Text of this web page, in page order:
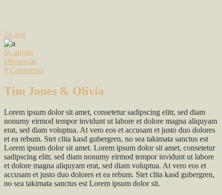
24 aug
by admin
Olivenolie
0 Comments
Tim Jones & Olivia
Lorem ipsum dolor sit amet, consetetur sadipscing elitr, sed diam
nonumy eirmod tempor invidunt ut labore et dolore magna aliquyam
erat, sed diam voluptua. At vero eos et accusam et justo duo dolores
et ea rebum. Stet clita kasd gubergren, no sea takimata sanctus est
Lorem ipsum dolor sit amet. Lorem ipsum dolor sit amet, consetetur
sadipscing elitr, sed diam nonumy eirmod tempor invidunt ut labore
et dolore magna aliquyam erat, sed diam voluptua. At vero eos et
accusam et justo duo dolores et ea rebum. Stet clita kasd gubergren,
no sea takimata sanctus est Lorem ipsum dolor sit.